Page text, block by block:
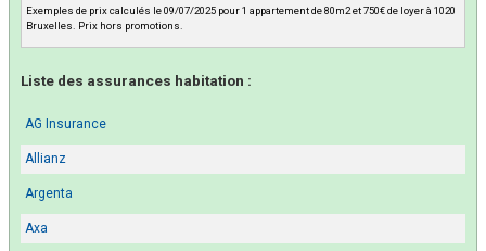
Exemples de prix calculés le 09/07/2025 pour 1 appartement de 80m2 et 750€ de loyer à 1020
Bruxelles. Prix hors promotions.
Liste des assurances habitation :
AG Insurance
Allianz
Argenta
Axa